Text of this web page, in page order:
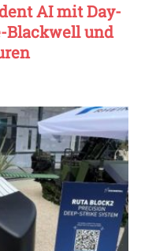
AI mit Day-
Blackwell und